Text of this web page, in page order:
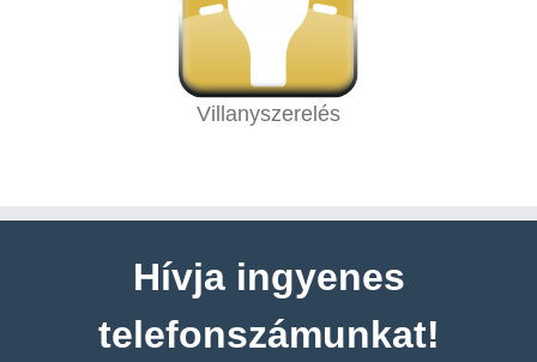
Villanyszerelés
Hívja ingyenes
telefonszámunkat!